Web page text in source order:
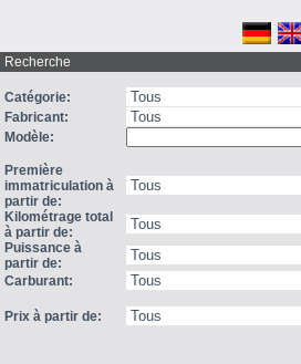
Recherche
Catégorie:
Fabricant:
Modèle:
Première
immatriculation à
partir de:
Kilométrage total
à partir de:
Puissance à
partir de:
Carburant:
Prix à partir de: